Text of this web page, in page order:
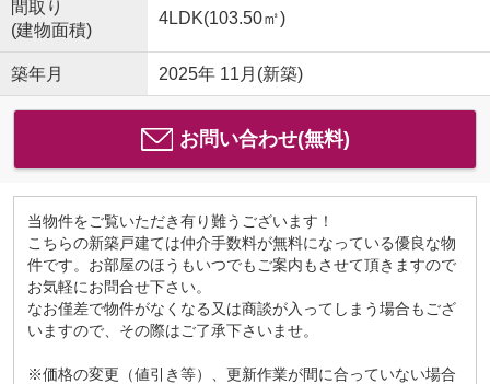
間取り
(建物面積)
4LDK(103.50㎡)
築年月 2025年 11月(新築)
お問い合わせ(無料)
当物件をご覧いただき有り難うございます！
こちらの新築戸建ては仲介手数料が無料になっている優良な物
件です。お部屋のほうもいつでもご案内もさせて頂きますので
お気軽にお問合せ下さい。
なお僅差で物件がなくなる又は商談が入ってしまう場合もござ
いますので、その際はご了承下さいませ。
※価格の変更（値引き等）、更新作業が間に合っていない場合